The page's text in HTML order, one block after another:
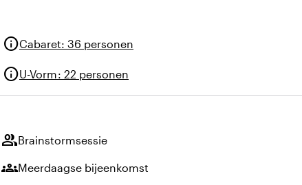
infoCabaret: 36 personen
infoU-Vorm: 22 personen
groupBrainstormsessie
groupsMeerdaagse bijeenkomst